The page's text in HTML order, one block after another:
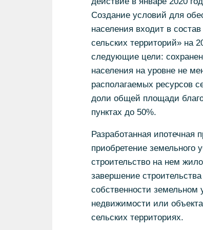
Создание условий для
населения входит в
сельских территорий» на
следующие цели:
населения на уровне не
располагаемых ресурсов
доли общей площади
пунктах до 50%.
Разработанная ипотечная
приобретение земельного
строительство на нем
завершение
собственности земельном
недвижимости или
сельских территориях.